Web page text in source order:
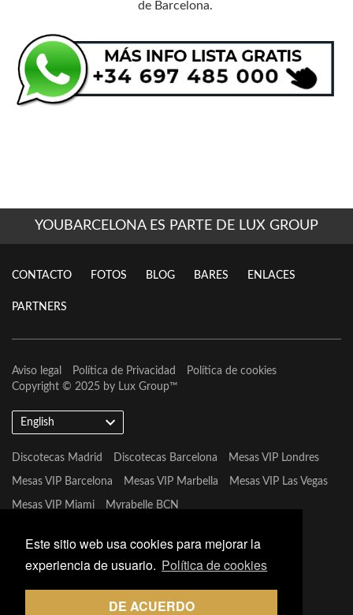
Este sitio web usa cookies para mejorar la
experiencia de usuario. Política de cookies
DE ACUERDO
de Barcelona.
YOUBARCELONA ES PARTE DE LUX GROUP
CONTACTO FOTOS BLOG BARES ENLACES
PARTNERS
Aviso legal Política de Privacidad
Política de cookies
Copyright © 2025 by Lux Group™
English
Discotecas Madrid Discotecas Barcelona Mesas VIP Londres
Mesas VIP Barcelona Mesas VIP Marbella Mesas VIP Las Vegas
Mesas VIP Miami Myrabelle BCN